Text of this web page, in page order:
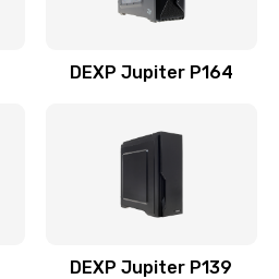
DEXP Jupiter P164
DEXP Jupiter P139